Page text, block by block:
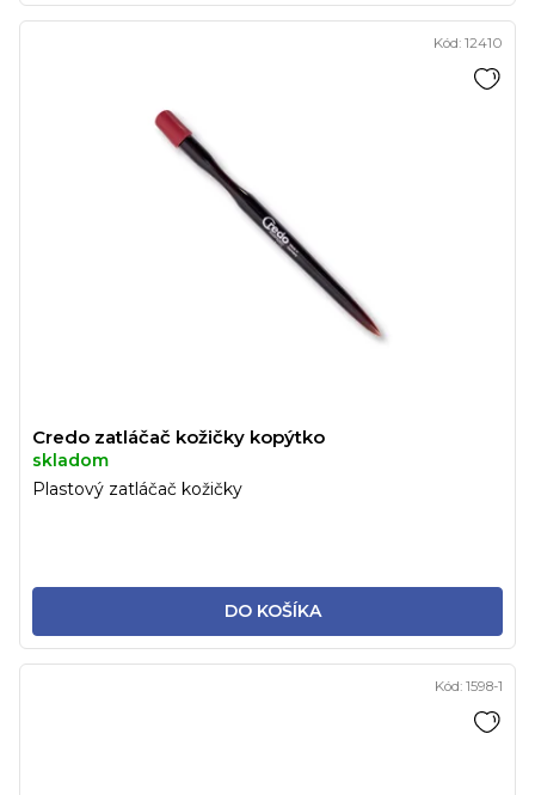
Credo zatláčač kožičky kopýtko
skladom
DO KOŠÍKA
Plastový zatláčač kožičky
Kód: 12410
Kód: 1598-1